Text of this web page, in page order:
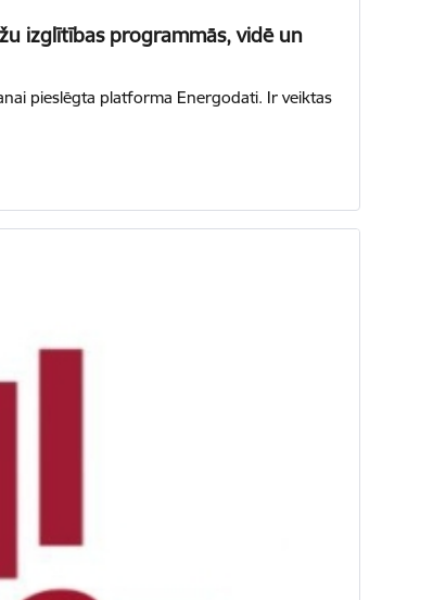
izglītības programmās, vidē un
pieslēgta platforma Energodati. Ir veiktas